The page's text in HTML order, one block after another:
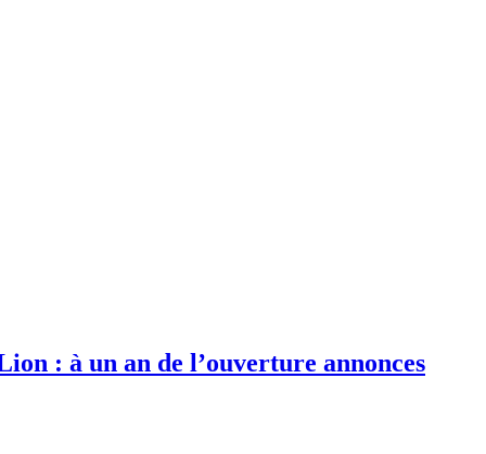
: à un an de l’ouverture annonces